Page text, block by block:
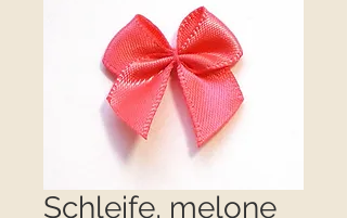
Schleife, melone